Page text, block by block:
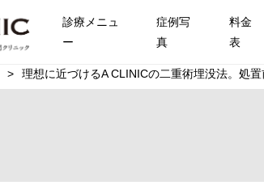
診療メニュ
ー
症例写
真
料金
表
理想に近づけるA CLINICの二重術埋没法。処